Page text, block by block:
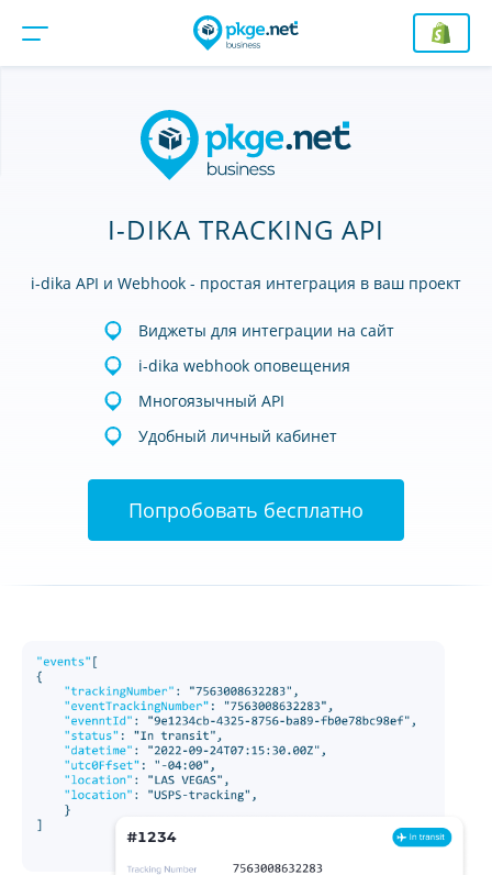
I-DIKA TRACKING API
i-dika API и Webhook - простая интеграция в ваш проект
Виджеты для интеграции на сайт
i-dika webhook оповещения
Многоязычный API
Удобный личный кабинет
Попробовать бесплатно